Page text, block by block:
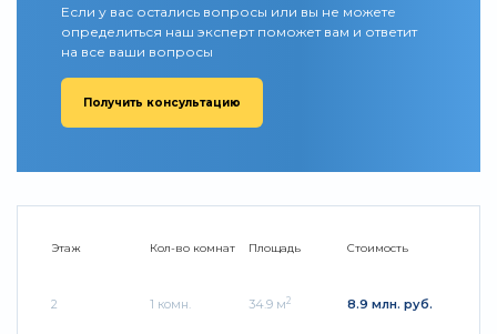
Если у вас остались вопросы или вы не можете
определиться наш эксперт поможет вам и ответит
на все ваши вопросы
Получить консультацию
Этаж
2
Кол-во комнат
1 комн.
Площадь
34.9 м2
Стоимость
8.9 млн. руб.